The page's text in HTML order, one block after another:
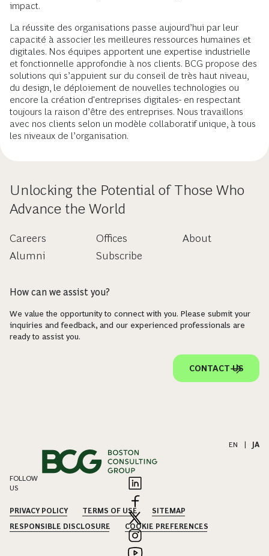
impact.
La réussite des organisations passe aujourd’hui par leur
capacité à associer les meilleures ressources humaines et
digitales. Nos équipes apportent une expertise industrielle
et fonctionnelle approfondie à nos clients. BCG propose des
solutions qui s’appuient sur du conseil de très haut niveau,
du design, le déploiement de nouvelles technologies ou
encore la création d'entreprises digitales- en respectant
toujours la raison d’être des entreprises. Nous travaillons
avec nos clients selon un modèle collaboratif unique, à tous
les niveaux de l’organisation.
Unlocking the Potential of Those Who
Advance the World
Careers
Alumni
Offices
Subscribe
About
How can we assist you?
We value the opportunity to connect with you. Please submit your
inquiries and feedback, and our experienced professionals are
ready to assist you.
CONTACT US
EN JA
FOLLOW
US
PRIVACY POLICY TERMS OF USE
SITEMAP
RESPONSIBLE DISCLOSURE
COOKIE PREFERENCES